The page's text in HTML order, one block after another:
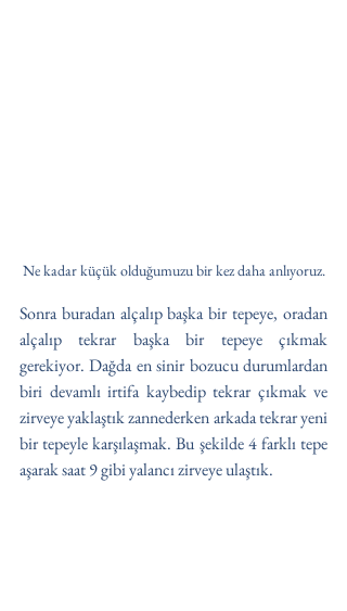
Ne kadar küçük olduğumuzu bir kez daha anlıyoruz.
Sonra buradan alçalıp başka bir tepeye, oradan
alçalıp tekrar başka bir tepeye çıkmak
gerekiyor. Dağda en sinir bozucu durumlardan
biri devamlı irtifa kaybedip tekrar çıkmak ve
zirveye yaklaştık zannederken arkada tekrar yeni
bir tepeyle karşılaşmak. Bu şekilde 4 farklı tepe
aşarak saat 9 gibi yalancı zirveye ulaştık.